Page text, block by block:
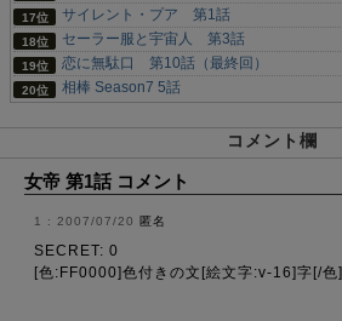
サイレント・プア 第1話
セーラー服と宇宙人 第3話
恋に無駄口 第10話（最終回）
相棒 Season7 5話
コメント欄
女帝 第1話 コメント
2007/07/20 匿名
SECRET: 0
[色:FF0000]色付きの文[絵文字:v-16]字[/色]